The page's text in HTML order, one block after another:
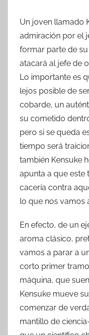
Un joven llamado
admiración por el
formar parte de
atacará al jefe de
Lo importante es
lejos posible de
cobarde, un
su cometido
pero si se queda
tiempo será
también Kensuke
apunta a que este
cacería contra
lo que nos vamos
En efecto, de un
aroma clásico,
vamos a parar a
corto primer
máquina, que
Kensuke mueve
comenzar de
mantillo de